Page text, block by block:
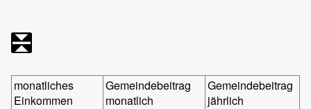
monatliches
Einkommen
Gemeindebeitrag
monatlich
Gemeindebeitrag
jährlich